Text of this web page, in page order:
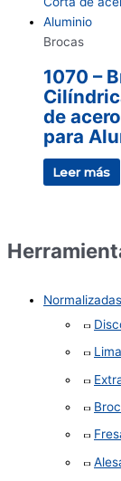
Brocas
1070 –
de
para
Leer más
Normalizadas